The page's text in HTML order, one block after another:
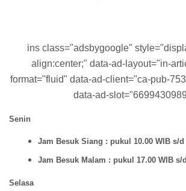
ins class="adsbygoogle"
align:center;" data-ad-layout="in-
format="fluid" data-ad-client="ca-pub-
data-ad-
Senin
Jam Besuk Siang : pukul 10.00 WIB s/d
Jam Besuk Malam : pukul 17.00 WIB s/
Selasa